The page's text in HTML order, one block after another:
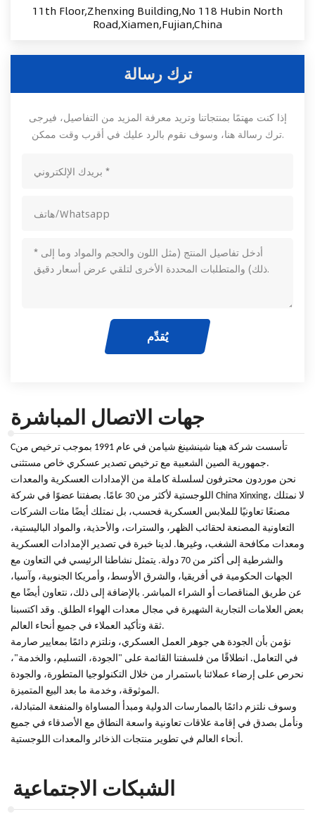
11th Floor,Zhenxing Building,No 118 Hubin North
Road,Xiamen,Fujian,China
ترك رسالة
إذا كنت مهتمًا بمنتجاتنا وتريد معرفة المزيد من التفاصيل، فيرجى
ترك رسالة هنا، وسوف نقوم بالرد عليك في أقرب وقت ممكن.
يُقدِّم
جهات الاتصال المباشرة
C تأسست شركة هينا شينشينغ شيامن في عام 19 91
بموجب ترخيص من
جمهورية الصين الشعبية مع ترخيص تصدير عسكري خاص مستثنى.
نحن موردون محترفون لسلسلة كاملة من الإمدادات العسكرية والمعدات
اللوجستية لأكثر من 30 عامًا. بصفتنا عضوًا في شركة China Xinxing، لا نمتلك
مصنعًا تعاونيًا للملابس العسكرية فحسب، بل نمتلك أيضًا مئات الشركات
التعاونية المصنعة لحقائب الظهر، والسترات، والأحذية، والمواد الباليستية،
ومعدات مكافحة الشغب، وغيرها. لدينا خبرة في تصدير الإمدادات العسكرية
والشرطية إلى أكثر من 70 دولة. يتمثل نشاطنا الرئيسي في التعاون مع
الجهات الحكومية في أفريقيا، والشرق الأوسط، وأمريكا الجنوبية، وآسيا،
عن طريق المناقصات أو الشراء المباشر. بالإضافة إلى ذلك، نتعاون أيضًا مع
بعض العلامات التجارية الشهيرة في مجال معدات الهواء الطلق. وقد اكتسبنا
ثقة وتأكيد العملاء في جميع أنحاء العالم.
نؤمن بأن الجودة هي جوهر العمل العسكري، ونلتزم دائمًا بمعايير صارمة
في التعامل. انطلاقًا من فلسفتنا القائمة على "الجودة، التسليم، والخدمة"،
نحرص على إرضاء عملائنا باستمرار من خلال التكنولوجيا المتطورة، والجودة
الموثوقة، وخدمة ما بعد البيع المتميزة.
وسوف نلتزم دائمًا بالممارسات الدولية ومبدأ المساواة والمنفعة المتبادلة،
ونأمل بصدق في إقامة علاقات تعاونية واسعة النطاق مع الأصدقاء في جميع
أنحاء العالم في تطوير منتجات الذخائر والمعدات اللوجستية.
الشبكات الاجتماعية